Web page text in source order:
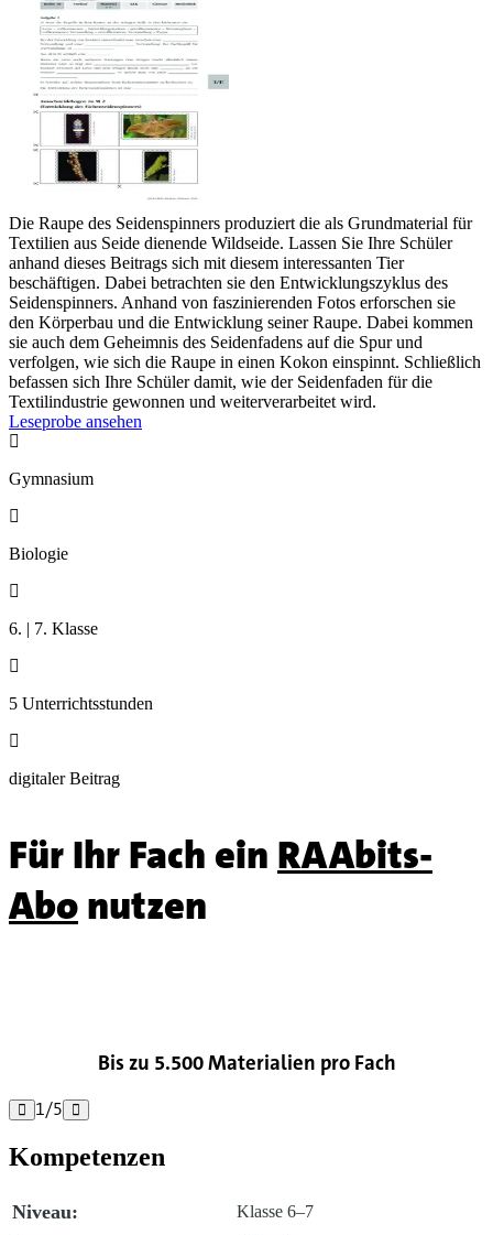
Die Raupe des Seidenspinners produziert die als Grundmaterial für
Textilien aus Seide dienende Wildseide. Lassen Sie Ihre Schüler
anhand dieses Beitrags sich mit diesem interessanten Tier
beschäftigen. Dabei betrachten sie den Entwicklungszyklus des
Seidenspinners. Anhand von faszinierenden Fotos erforschen sie
den Körperbau und die Entwicklung seiner Raupe. Dabei kommen
sie auch dem Geheimnis des Seidenfadens auf die Spur und
verfolgen, wie sich die Raupe in einen Kokon einspinnt. Schließlich
befassen sich Ihre Schüler damit, wie der Seidenfaden für die
Textilindustrie gewonnen und weiterverarbeitet wird.
Leseprobe ansehen

Gymnasium

Biologie

6. | 7. Klasse

5 Unterrichtsstunden

digitaler Beitrag
Für Ihr Fach ein RAAbits-
Abonutzen
Bis zu 5.500 Materialien pro Fach
 1/5 
Kompetenzen
Niveau: Klasse 6–7